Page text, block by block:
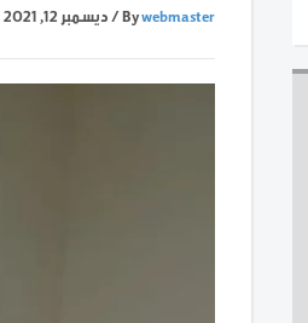
Bywebmaster
/ديسمبر 12, 2021